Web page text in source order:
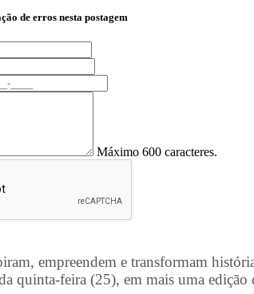
de erros nesta postagem
Máximo 600 caracteres.
empreendem e transformam
quinta-feira (25), em mais uma